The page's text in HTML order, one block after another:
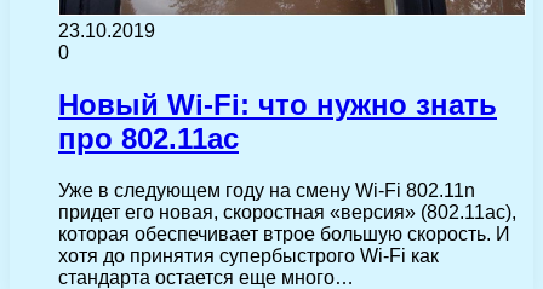
23.10.2019
0
Новый Wi-Fi: что нужно знать
про 802.11ac
Уже в следующем году на смену Wi-Fi 802.11n
придет его новая, скоростная «версия» (802.11ac),
которая обеспечивает втрое большую скорость. И
хотя до принятия супербыстрого Wi-Fi как
стандарта остается еще много…